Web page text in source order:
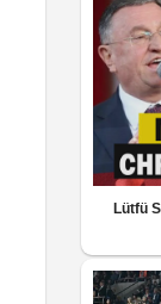
Lütfü